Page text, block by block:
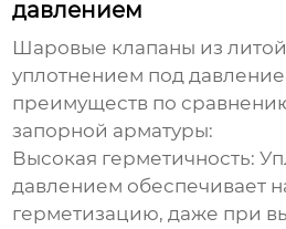
давлением
Шаровые клапаны из литой
уплотнением под
преимуществ по
запорной арматуры:
Высокая герметичность:
давлением обеспечивает
герметизацию, даже при